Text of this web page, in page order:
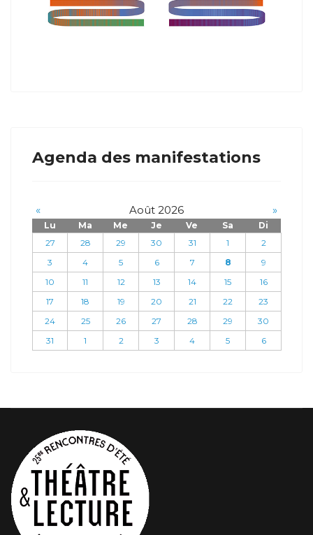
Agenda des manifestations
« Août 2026 »
Lu Ma Me Je Ve Sa
Di
27
28 29 30 31 1
2
3
4 5 6 7 8
9
10
11 12 13 14 15
16
17
18 19 20 21 22
23
24
25 26 27 28 29
30
31
1 2 3 4 5 6